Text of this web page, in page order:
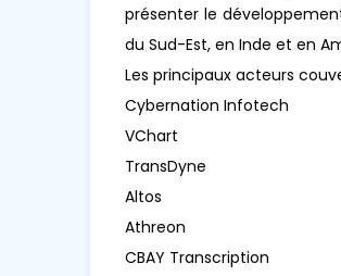
présenter le
du Sud-Est, en Inde et en
Les principaux acteurs
Cybernation Infotech
VChart
TransDyne
Altos
Athreon
CBAY Transcription